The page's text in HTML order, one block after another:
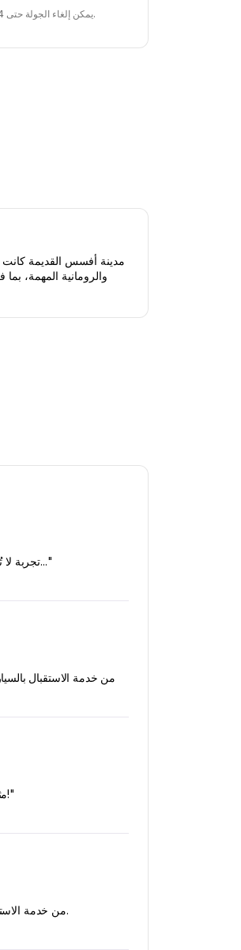
يمكن إلغاء الجولة حتى 24 ساعة قبل وقت البدء.
"كانت جولة إفسوس معنا في Face to Face Travel تجربة لا تُنسى... منظمة بشكل مثالي." "تجنبنا الطوابير الطويلة - كل شيء كان مرتبًا بسلاسة..."
„من خدمة الاستقبال
"مثالي للعائلات أو المجموعات الصغيرة. كان المرشد يهتم بكل شخص، وكانت الوتيرة هادئة، والأنقاض مذهلة. ذكريات رائعة تدوم طوال اليوم!"
من خدمة الاستقبال في السيارة الفاخرة إلى الغداء الفاخر - كل التفاصيل تم تنسيقها بعناية. كانت المواقع التاريخية مذهلة ورفع الراحة من مستوى التجربة.